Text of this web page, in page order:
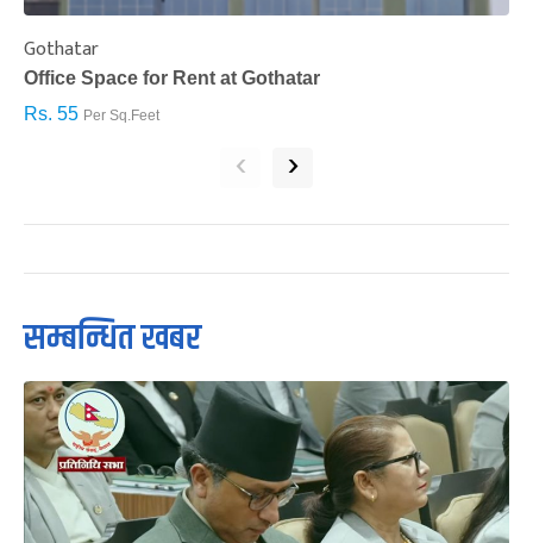
Gothatar
Office Space for Rent at Gothatar
Rs. 55 Per Sq.Feet
‹ ›
सम्बन्धित खबर